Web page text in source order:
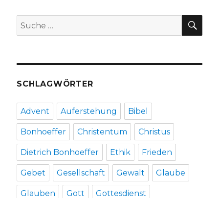
Christoph
Fleischer,
Welver
Suche
nach:
SCHLAGWÖRTER
Advent Auferstehung Bibel
Bonhoeffer Christentum Christus
Dietrich Bonhoeffer Ethik Frieden
Gebet Gesellschaft Gewalt Glaube
Glauben Gott Gottesdienst